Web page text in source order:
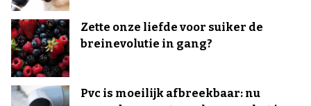
Zette onze liefde voor suiker de
breinevolutie in gang?
Pvc is moeilijk afbreekbaar: nu